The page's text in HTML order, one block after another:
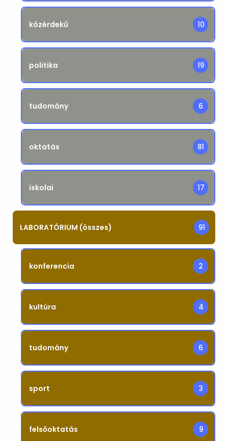
közérdekű 10
politika 19
tudomány 6
oktatás 81
iskolai 17
LABORATÓRIUM (összes) 91
konferencia 2
kultúra 4
tudomány 6
sport 3
felsőoktatás 9